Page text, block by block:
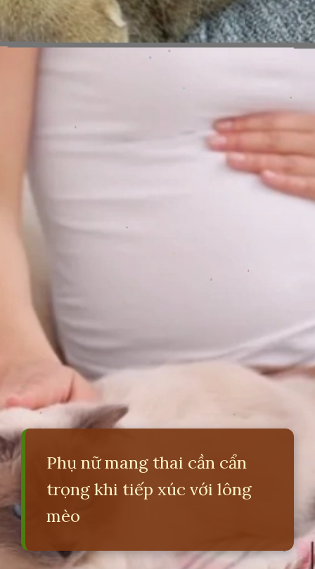
Phụ nữ mang thai cần cẩn
trọng khi tiếp xúc với lông
mèo